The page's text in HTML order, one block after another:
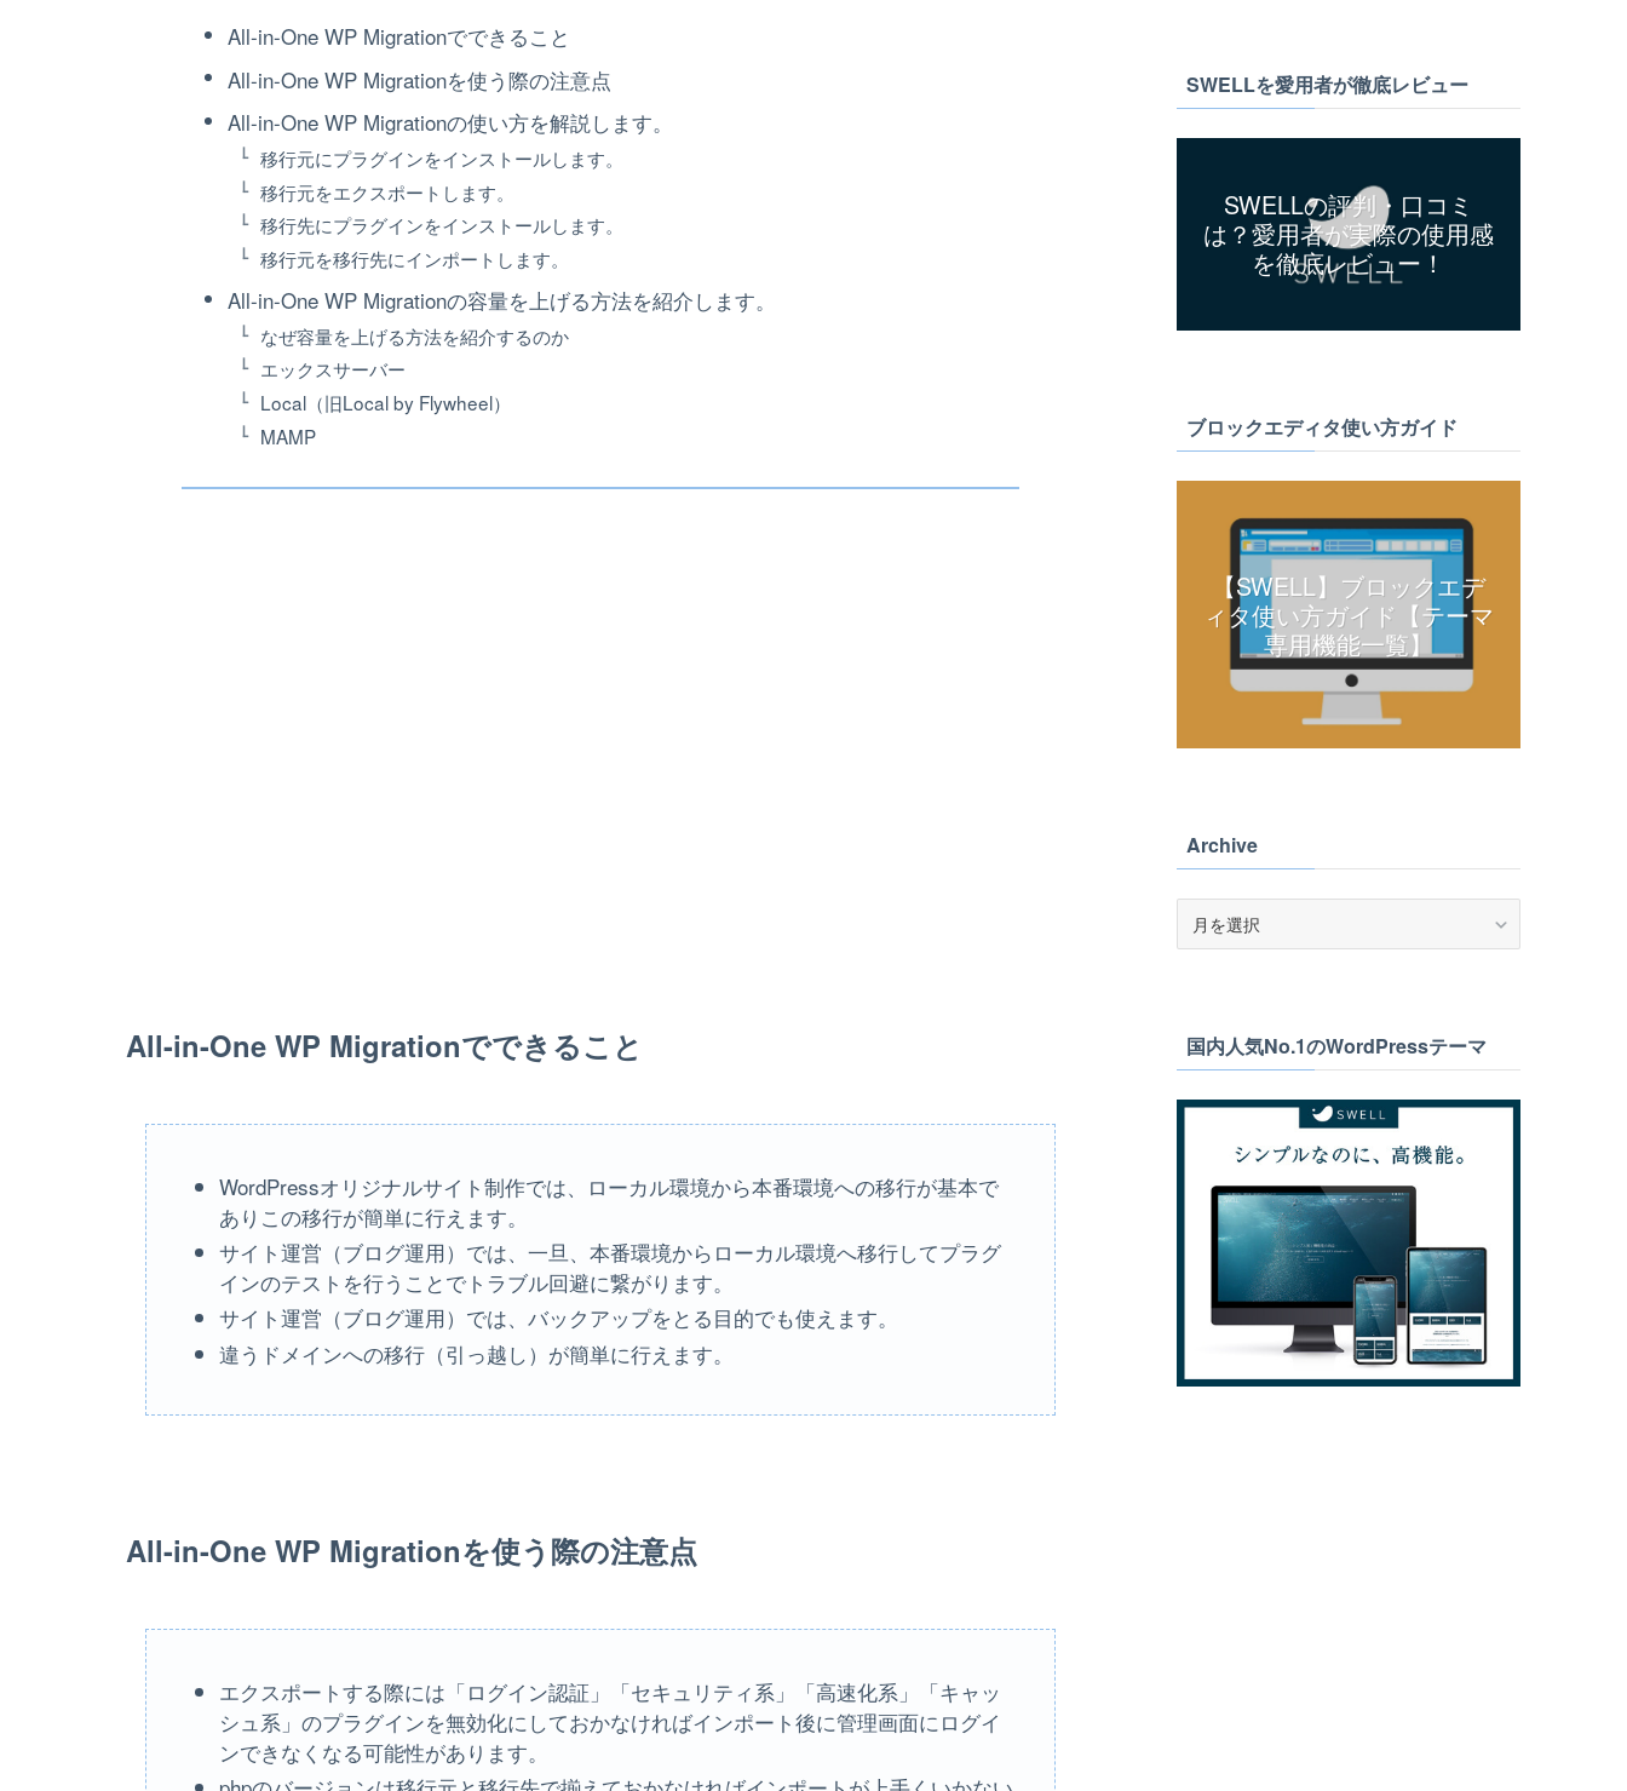
All-in-One WP Migrationでできること
All-in-One WP Migrationを使う際の注意点
All-in-One WP Migrationの使い方を解説します。
移行元にプラグインをインストールします。
移行元をエクスポートします。
移行先にプラグインをインストールします。
移行元を移行先にインポートします。
All-in-One WP Migrationの容量を上げる方法を紹介します。
なぜ容量を上げる方法を紹介するのか
エックスサーバー
Local（旧Local by Flywheel）
MAMP
All-in-One WP Migrationでできること
WordPressオリジナルサイト制作では、ローカル環境から本番環境への移行が基本で
ありこの移行が簡単に行えます。
サイト運営（ブログ運用）では、一旦、本番環境からローカル環境へ移行してプラグ
インのテストを行うことでトラブル回避に繋がります。
サイト運営（ブログ運用）では、バックアップをとる目的でも使えます。
違うドメインへの移行（引っ越し）が簡単に行えます。
All-in-One WP Migrationを使う際の注意点
エクスポートする際には「ログイン認証」「セキュリティ系」「高速化系」「キャッ
シュ系」のプラグインを無効化にしておかなければインポート後に管理画面にログイ
ンできなくなる可能性があります。
SWELLを愛用者が徹底レビュー
SWELLの評判・口コミ
は？愛用者が実際の使用感
を徹底レビュー！
ブロックエディタ使い方ガイド
【SWELL】ブロックエデ
ィタ使い方ガイド【テーマ
専用機能一覧】
Archive
Archive
国内人気No.1のWordPressテーマ